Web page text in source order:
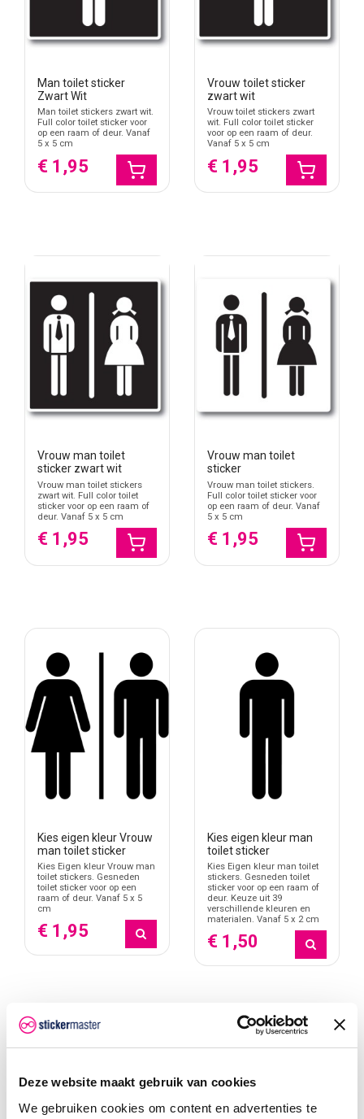
Deze website maakt gebruik van cookies
We gebruiken cookies om content en advertenties te
Man toilet sticker
Zwart Wit
Man toilet stickers zwart wit.
Full color toilet sticker voor
op een raam of deur. Vanaf
5 x 5 cm
€ 1,95
Vrouw toilet sticker
zwart wit
Vrouw toilet stickers zwart
wit. Full color toilet sticker
voor op een raam of deur.
Vanaf 5 x 5 cm
€ 1,95
Vrouw man toilet
sticker zwart wit
Vrouw man toilet stickers
zwart wit. Full color toilet
sticker voor op een raam of
deur. Vanaf 5 x 5 cm
€ 1,95
Vrouw man toilet
sticker
Vrouw man toilet stickers.
Full color toilet sticker voor
op een raam of deur. Vanaf
5 x 5 cm
€ 1,95
Kies eigen kleur Vrouw
man toilet sticker
Kies Eigen kleur Vrouw man
toilet stickers. Gesneden
toilet sticker voor op een
raam of deur. Vanaf 5 x 5
cm
€ 1,95
Kies eigen kleur man
toilet sticker
Kies Eigen kleur man toilet
stickers. Gesneden toilet
sticker voor op een raam of
deur. Keuze uit 39
verschillende kleuren en
materialen. Vanaf 5 x 2 cm
€ 1,50